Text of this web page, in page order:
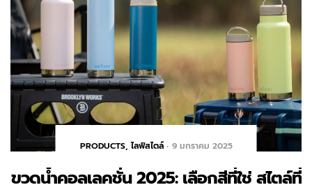
PRODUCTS,ไลฟ์สไตล์ 9 มกราคม 2025
ขวดน้ำคอลเลคชั่น 2025: เลือกสีที่ใช่ สไตล์ที่